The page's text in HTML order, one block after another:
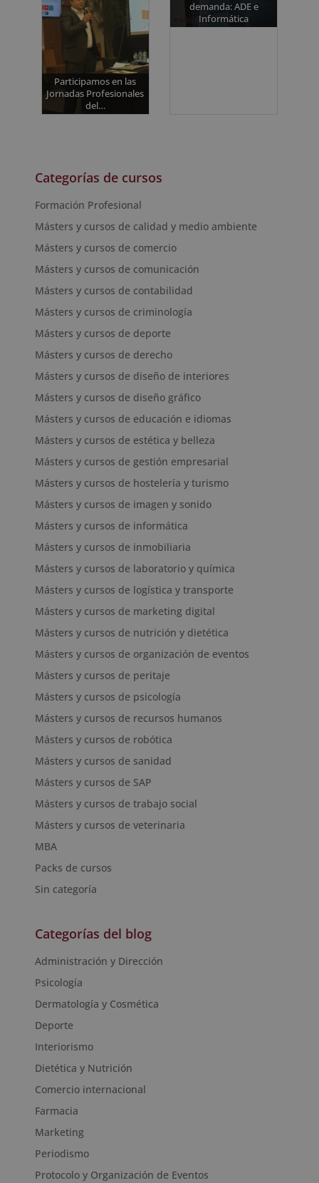
Participamos en las
Jornadas Profesionales
del…
demanda: ADE e
Informática
Categorías de cursos
Formación Profesional
Másters y cursos de calidad y medio ambiente
Másters y cursos de comercio
Másters y cursos de comunicación
Másters y cursos de contabilidad
Másters y cursos de criminología
Másters y cursos de deporte
Másters y cursos de derecho
Másters y cursos de diseño de interiores
Másters y cursos de diseño gráfico
Másters y cursos de educación e idiomas
Másters y cursos de estética y belleza
Másters y cursos de gestión empresarial
Másters y cursos de hostelería y turismo
Másters y cursos de imagen y sonido
Másters y cursos de informática
Másters y cursos de inmobiliaria
Másters y cursos de laboratorio y química
Másters y cursos de logística y transporte
Másters y cursos de marketing digital
Másters y cursos de nutrición y dietética
Másters y cursos de organización de eventos
Másters y cursos de peritaje
Másters y cursos de psicología
Másters y cursos de recursos humanos
Másters y cursos de robótica
Másters y cursos de sanidad
Másters y cursos de SAP
Másters y cursos de trabajo social
Másters y cursos de veterinaria
MBA
Packs de cursos
Sin categoría
Categorías del blog
Administración y Dirección
Psicología
Dermatología y Cosmética
Deporte
Interiorismo
Dietética y Nutrición
Comercio internacional
Farmacia
Marketing
Periodismo
Protocolo y Organización de Eventos